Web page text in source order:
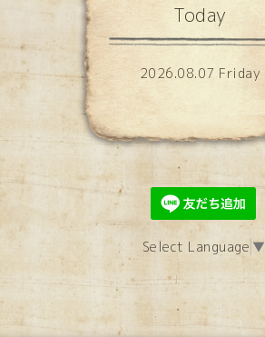
Today
2026.08.07 Friday
Select Language ▼